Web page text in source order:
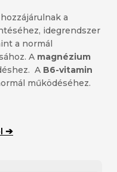
hozzájárulnak a
idegrendszer
a normál
A magnézium
A B6-vitamin
működéséhez.
➔